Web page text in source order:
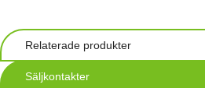
Relaterade produkter
Säljkontakter